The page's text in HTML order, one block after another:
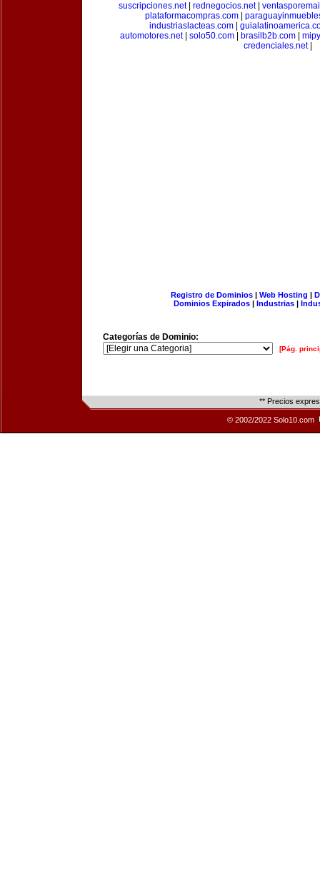
suscripciones.net| rednegocios.net|
plataformacompras.com
industriaslacteas.com
automotores.net| solo50.com brasilb2b.com
credenciales.net|
Registro de Dominios| Web Hosting |
Dominios Expirados | Industrias |
Categorías de Dominio:
[Pág.
** Precios
© 2002/2022 Solo10.com